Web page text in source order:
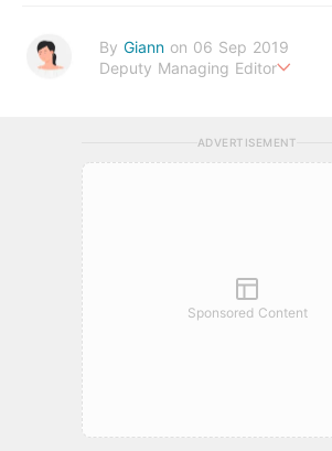
By Giann on 06 Sep 2019
Deputy Managing Editor
ADVERTISEMENT
Sponsored Content